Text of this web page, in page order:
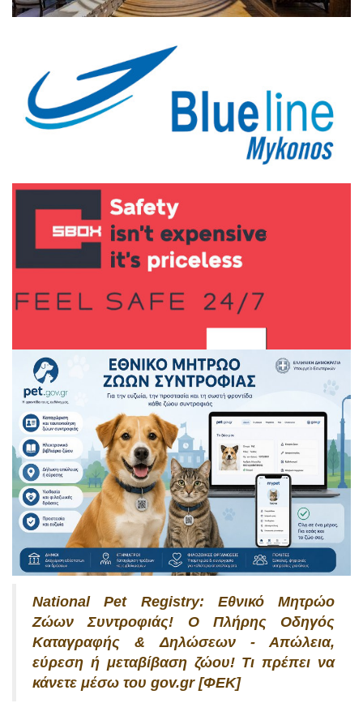
National Pet Registry: Εθνικό Μητρώο
Ζώων Συντροφιάς! Ο Πλήρης Οδηγός
Καταγραφής & Δηλώσεων - Απώλεια,
εύρεση ή μεταβίβαση ζώου! Τι πρέπει να
κάνετε μέσω του gov.gr [ΦΕΚ]